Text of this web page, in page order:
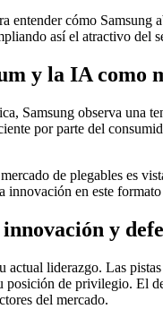
entender cómo Samsung
así el atractivo del
y la IA como
Samsung observa una
por parte del
de plegables es
innovación en este
y
actual liderazgo. Las
posición de privilegio. El
del mercado.